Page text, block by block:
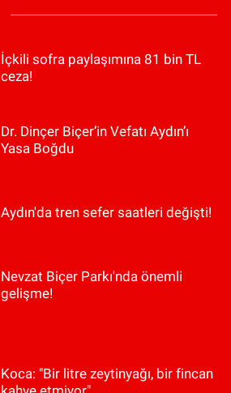
İçkili sofra paylaşımına 81 bin TL
ceza!
Dr. Dinçer Biçer’in Vefatı Aydın’ı
Yasa Boğdu
Aydın'da tren sefer saatleri değişti!
Nevzat Biçer Parkı'nda önemli
gelişme!
Koca: "Bir litre zeytinyağı, bir fincan